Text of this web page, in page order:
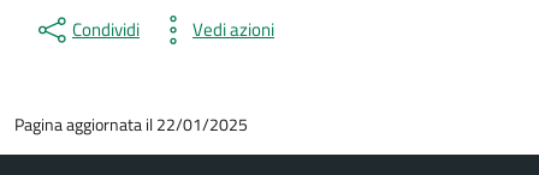
Condividi Vedi azioni
Pagina aggiornata il 22/01/2025